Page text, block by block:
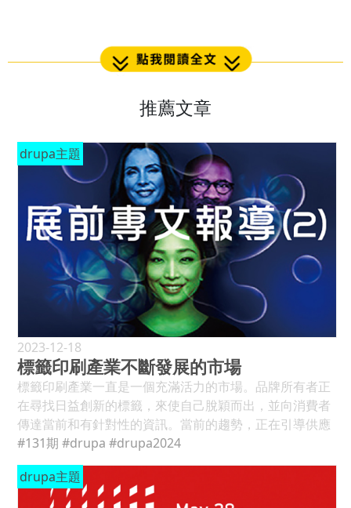
推薦文章
drupa主題
2023-12-18
標籤印刷產業不斷發展的市場
標籤印刷產業一直是一個充滿活力的市場。品牌所有者正
在尋找日益創新的標籤，來使自己脫穎而出，並向消費者
傳達當前和有針對性的資訊。當前的趨勢，正在引導供應
商和加工商，轉向注重永續性和創新的解決方案。在過去
的幾年裡，標籤加工商覺得，在產品生命週期的各個階段
都需要自動化。 標籤會影響買家購買選擇 印刷標籤是產品
的名片，也是品牌擁有者與消費者溝通的首要步驟。在貨
#131期 #drupa #drupa2024
drupa主題